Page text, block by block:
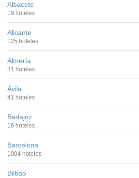
Albacete
19 hoteles
Alicante
125 hoteles
Almería
31 hoteles
Ávila
41 hoteles
Badajoz
16 hoteles
Barcelona
1004 hoteles
Bilbao